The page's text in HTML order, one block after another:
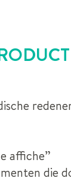
affiche”
die